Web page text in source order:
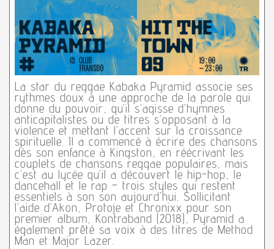
La star du reggae Kabaka Pyramid associe ses
rythmes doux à une approche de la parole qui
donne du pouvoir, qu’il s’agisse d’hymnes
anticapitalistes ou de titres s’opposant à la
violence et mettant l’accent sur la croissance
spirituelle. Il a commencé à écrire des chansons
dès son enfance à Kingston, en réécrivant les
couplets de chansons reggae populaires, mais
c’est au lycée qu’il a découvert le hip-hop, le
dancehall et le rap – trois styles qui restent
essentiels à son son aujourd’hui. Sollicitant
l’aide d’Akon, Protoje et Chronixx pour son
premier album, Kontraband (2018), Pyramid a
également prêté sa voix à des titres de Method
Man et Major Lazer.